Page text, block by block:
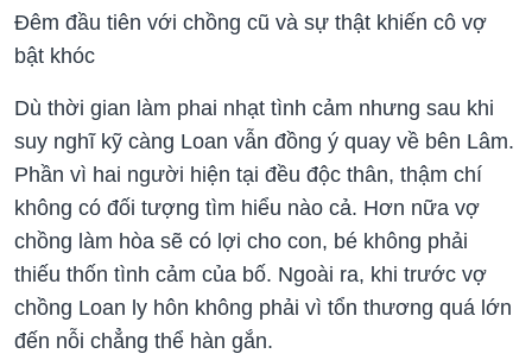
Đêm đầu tiên với chồng cũ và sự thật khiến cô vợ
bật khóc
Dù thời gian làm phai nhạt tình cảm nhưng sau khi
suy nghĩ kỹ càng Loan vẫn đồng ý quay về bên Lâm.
Phần vì hai người hiện tại đều độc thân, thậm chí
không có đối tượng tìm hiểu nào cả. Hơn nữa vợ
chồng làm hòa sẽ có lợi cho con, bé không phải
thiếu thốn tình cảm của bố. Ngoài ra, khi trước vợ
chồng Loan ly hôn không phải vì tổn thương quá lớn
đến nỗi chẳng thể hàn gắn.